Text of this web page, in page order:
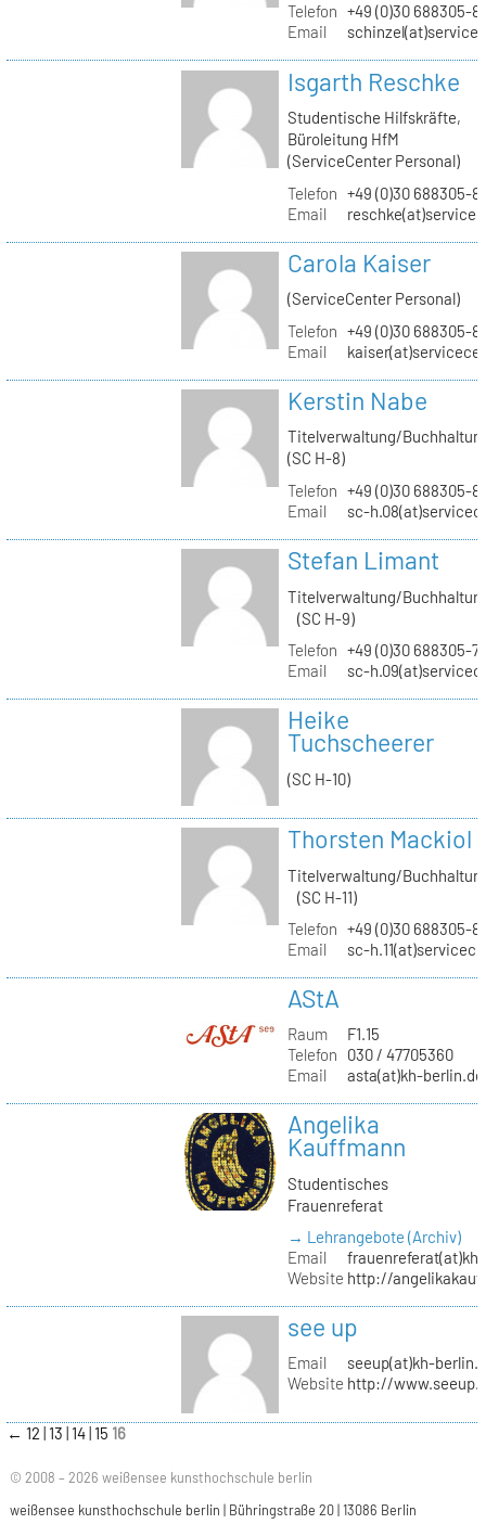
Telefon +49 (0)30 688305-
Email
Isgarth Reschke
Studentische Hilfskräfte,
Büroleitung HfM
(ServiceCenter Personal)
Telefon +49 (0)30 688305-
Email
Carola Kaiser
(ServiceCenter Personal)
Telefon +49 (0)30 688305-
Email
Kerstin Nabe
Titelverwaltung/
(SC H-8)
Telefon +49 (0)30 688305-
Email
sc-
Stefan Limant
Titelverwaltung/
(SC H-9)
Telefon +49 (0)30 688305-
Email
sc-
Heike
Tuchscheerer
(SC H-10)
Thorsten Mackiol
Titelverwaltung/
(SC H-11)
Telefon +49 (0)30 688305-
Email
sc-
AStA
Raum
F1.15
Telefon
030 / 47705360
Email
asta(at)kh-berlin.de
Angelika
Kauffmann
Studentisches
Frauenreferat
→ Lehrangebote (Archiv)
Email
Website http://
see up
Email
seeup(at)kh-
Website http://
← 12 13 14 15 16
© 2008 – 2026 weißensee kunsthochschule berlin
weißensee kunsthochschule berlin | Bühringstraße 20 | 13086 Berlin